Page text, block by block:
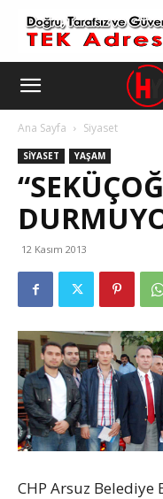
Ana Sayfa Siyaset
SIYASET YAŞAM
12 Kasım 2013
CHP Arsuz Belediye